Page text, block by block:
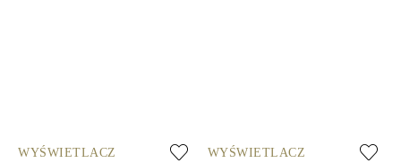
WYŚWIETLACZ WYŚWIETLACZ